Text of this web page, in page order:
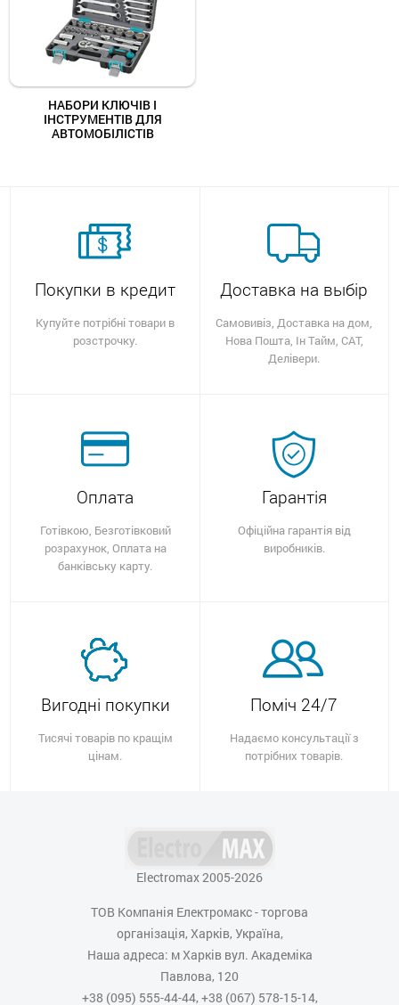
НАБОРИ КЛЮЧІВ І
ІНСТРУМЕНТІВ ДЛЯ
АВТОМОБІЛІСТІВ
Покупки в кредит
Купуйте потрібні товари в
розстрочку.
Доставка на выбір
Самовивіз, Доставка на дом,
Нова Пошта, Ін Тайм, САТ,
Делівери.
Оплата
Готівкою, Безготівковий
розрахунок, Оплата на
банківську карту.
Гарантія
Офіційна гарантія від
виробників.
Вигодні покупки
Тисячі товарів по кращім
цінам.
Поміч 24/7
Надаємо консультації з
потрібних товарів.
Electromax 2005-2026
ТОВ Компанія Електромакс - торгова
організація, Харків, Україна,
Наша адреса: м Харків вул. Академіка
Павлова, 120
+38 (095) 555-44-44, +38 (067) 578-15-14,